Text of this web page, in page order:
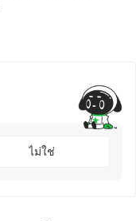
ไม่ใช่